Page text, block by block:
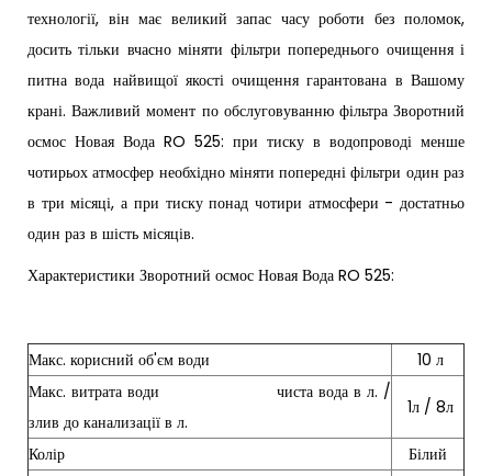
технології, він має великий запас часу роботи без поломок,
досить тільки вчасно міняти фільтри попереднього очищення і
питна вода найвищої якості очищення гарантована в Вашому
крані. Важливий момент по обслуговуванню фільтра Зворотний
осмос Новая Вода RO 525: при тиску в водопроводі менше
чотирьох атмосфер необхідно міняти попередні фільтри один раз
в три місяці, а при тиску понад чотири атмосфери - достатньо
один раз в шість місяців.
Характеристики Зворотний осмос Новая Вода RO 525:
Макс. корисний об'єм води
10 л
Макс. витрата води чиста вода в л. /
злив до канализації в л.
1л / 8л
Колір
Білий